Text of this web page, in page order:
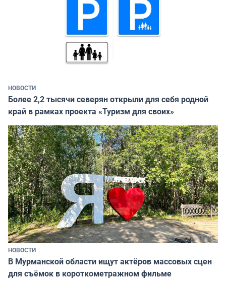
НОВОСТИ
Более 2,2 тысячи северян открыли для себя родной
край в рамках проекта «Туризм для своих»
НОВОСТИ
В Мурманской области ищут актёров массовых сцен
для съёмок в короткометражном фильме